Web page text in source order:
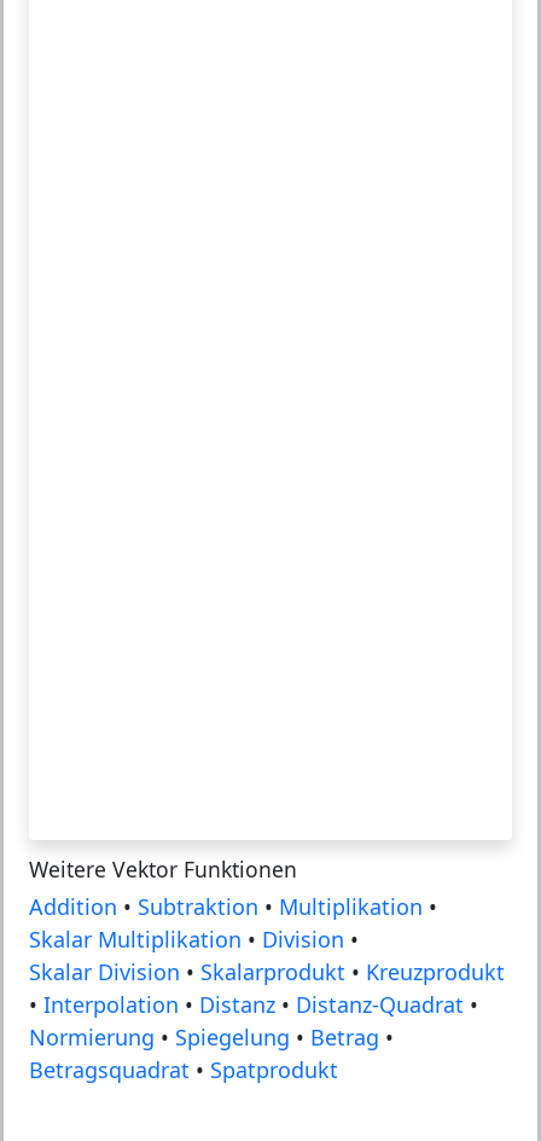
Weitere Vektor Funktionen
Addition • Subtraktion • Multiplikation •
Skalar Multiplikation • Division •
Skalar Division • Skalarprodukt • Kreuzprodukt
• Interpolation • Distanz • Distanz-Quadrat •
Normierung • Spiegelung • Betrag •
Betragsquadrat • Spatprodukt